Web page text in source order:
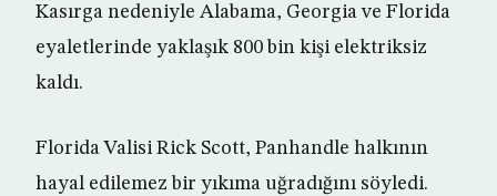
Kasırga nedeniyle Alabama, Georgia ve Florida
eyaletlerinde yaklaşık 800 bin kişi elektriksiz
kaldı.
Florida Valisi Rick Scott, Panhandle halkının
hayal edilemez bir yıkıma uğradığını söyledi.